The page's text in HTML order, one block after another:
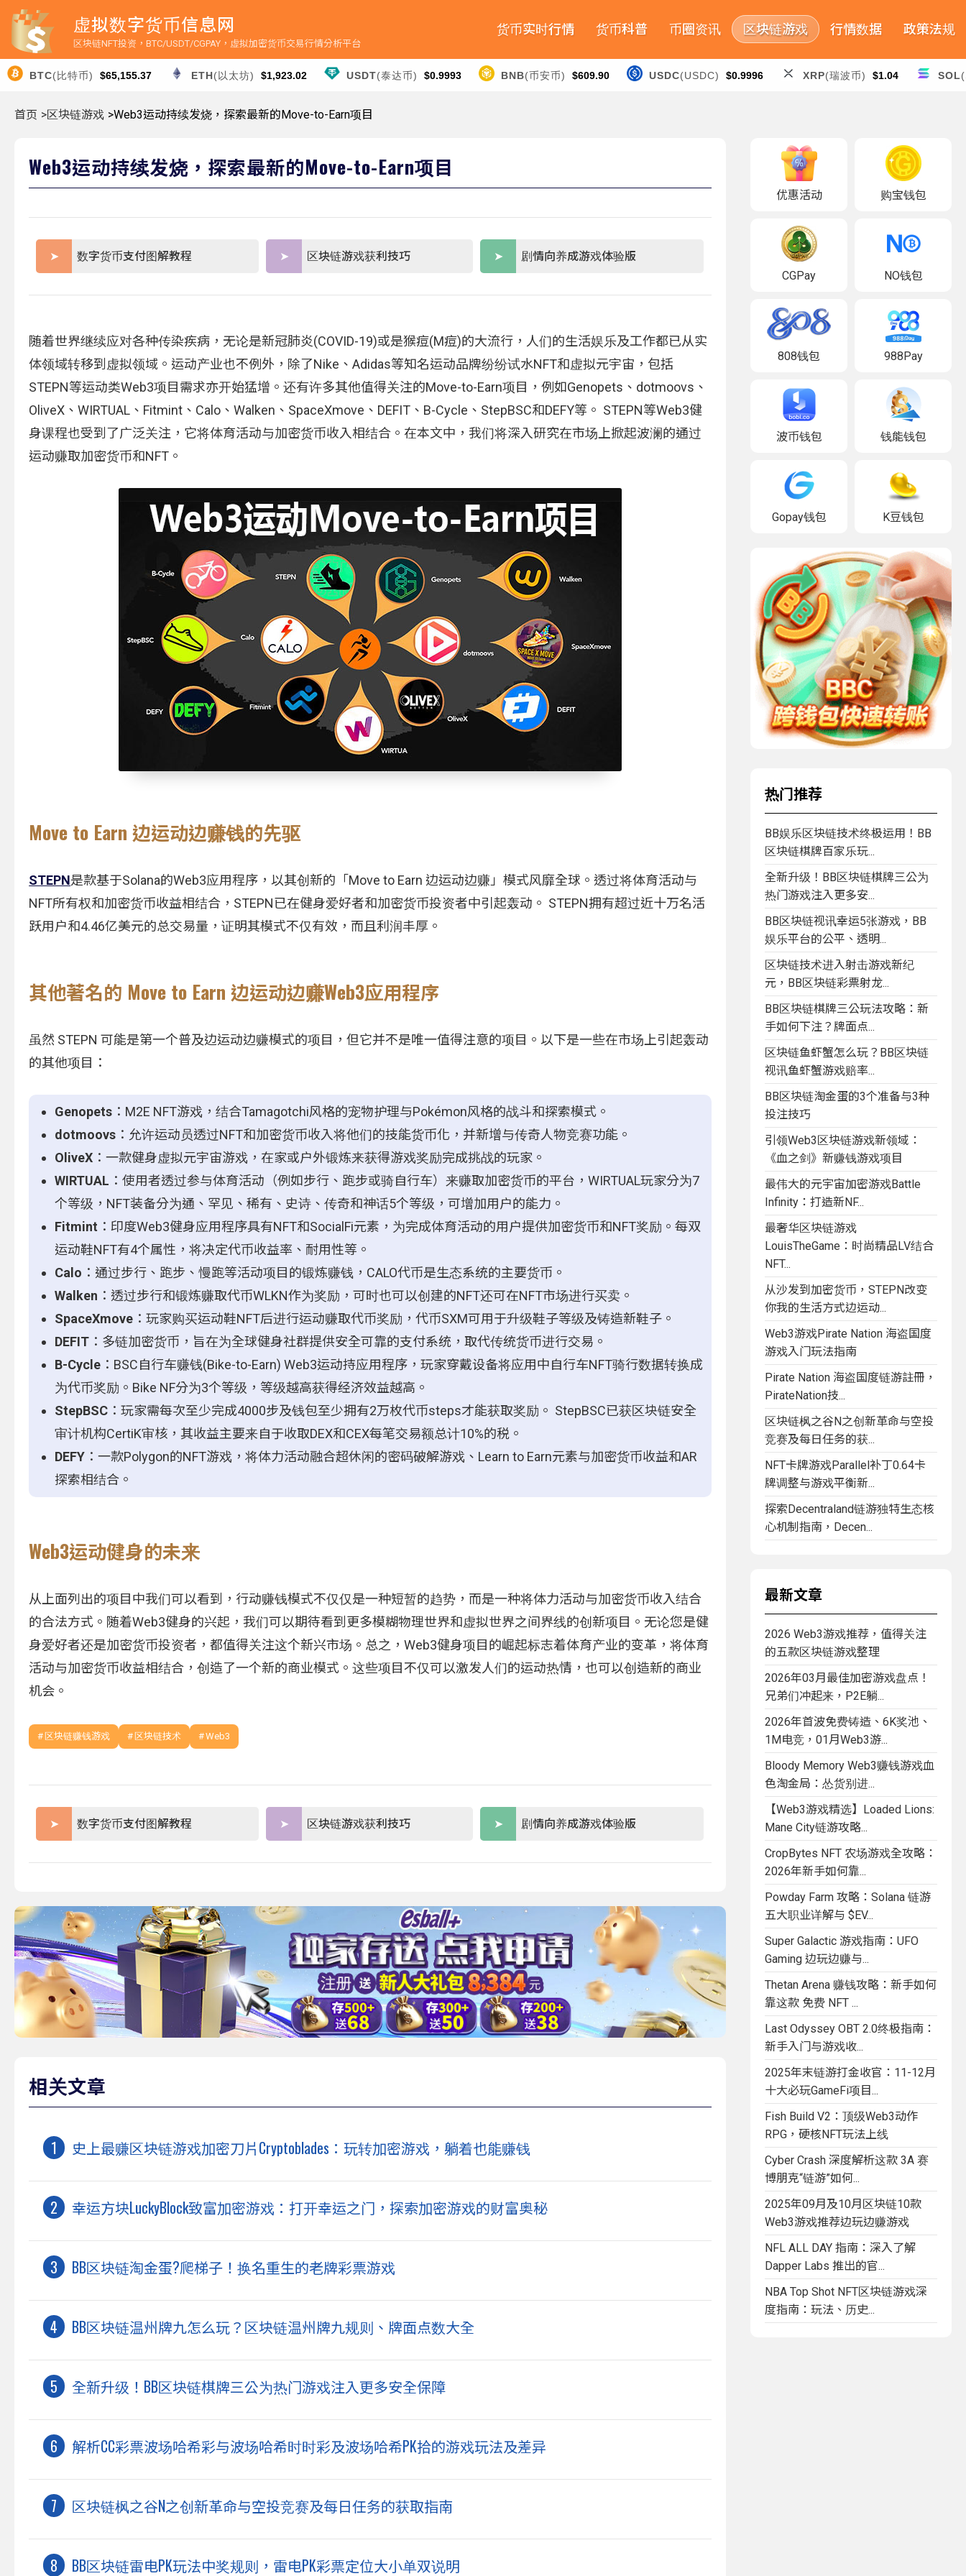
虚拟数字货币信息网
区块链NFT投资，BTC/USDT/CGPAY，虚拟加密货币交易行情分析平台
货币实时行情 货币科普 币圈资讯 区块链游戏 行情数据 政策法规
BTC(比特币) $65,155.37 ETH(以太坊) $1,923.02 USDT(泰达币) $0.9993 BNB(币安币) $609.90 USDC(USDC) $0.9996 XRP(瑞波币) $1.04 SOL
首页 >区块链游戏 >Web3运动持续发烧，探索最新的Move-to-Earn项目
Web3运动持续发烧，探索最新的Move-to-Earn项目
数字货币支付图解教程 区块链游戏获利技巧 剧情向养成游戏体验版
随着世界继续应对各种传染疾病，无论是新冠肺炎(COVID-19)或是猴痘(M痘)的大流行，人们的生活娱乐及工作都已从实
体领域转移到虚拟领域。运动产业也不例外，除了Nike、Adidas等知名运动品牌纷纷试水NFT和虚拟元宇宙，包括
STEPN等运动类Web3项目需求亦开始猛增。还有许多其他值得关注的Move-to-Earn项目，例如Genopets、dotmoovs、
OliveX、WIRTUAL、Fitmint、Calo、Walken、SpaceXmove、DEFIT、B-Cycle、StepBSC和DEFY等。 STEPN等Web3健
身课程也受到了广泛关注，它将体育活动与加密货币收入相结合。在本文中，我们将深入研究在市场上掀起波澜的通过
运动赚取加密货币和NFT。
Move to Earn 边运动边赚钱的先驱
STEPN是款基于Solana的Web3应用程序，以其创新的「Move to Earn 边运动边赚」模式风靡全球。透过将体育活动与
NFT所有权和加密货币收益相结合，STEPN已在健身爱好者和加密货币投资者中引起轰动。 STEPN拥有超过近十万名活
跃用户和4.46亿美元的总交易量，证明其模式不仅有效，而且利润丰厚。
其他著名的 Move to Earn 边运动边赚Web3应用程序
虽然 STEPN 可能是第一个普及边运动边赚模式的项目，但它并不是唯一值得注意的项目。以下是一些在市场上引起轰动
的其他项目：
Genopets ：M2E NFT游戏，结合Tamagotchi风格的宠物护理与Pokémon风格的战斗和探索模式。
dotmoovs ：允许运动员透过NFT和加密货币收入将他们的技能货币化，并新增与传奇人物竞赛功能。
OliveX ：一款健身虚拟元宇宙游戏，在家或户外锻炼来获得游戏奖励完成挑战的玩家。
WIRTUAL ：使用者透过参与体育活动（例如步行、跑步或骑自行车）来赚取加密货币的平台，WIRTUAL玩家分为7
个等级，NFT装备分为通、罕见、稀有、史诗、传奇和神话5个等级，可增加用户的能力。
Fitmint ：印度Web3健身应用程序具有NFT和SocialFi元素，为完成体育活动的用户提供加密货币和NFT奖励。每双
运动鞋NFT有4个属性，将决定代币收益率、耐用性等。
Calo ：通过步行、跑步、慢跑等活动项目的锻炼赚钱，CALO代币是生态系统的主要货币。
Walken ：透过步行和锻炼赚取代币WLKN作为奖励，可时也可以创建的NFT还可在NFT市场进行买卖。
SpaceXmove ：玩家购买运动鞋NFT后进行运动赚取代币奖励，代币SXM可用于升级鞋子等级及铸造新鞋子。
DEFIT ：多链加密货币，旨在为全球健身社群提供安全可靠的支付系统，取代传统货币进行交易。
B-Cycle ：BSC自行车赚钱(Bike-to-Earn) Web3运动持应用程序，玩家穿戴设备将应用中自行车NFT骑行数据转换成
为代币奖励。Bike NF分为3个等级，等级越高获得经济效益越高。
StepBSC ：玩家需每次至少完成4000步及钱包至少拥有2万枚代币steps才能获取奖励。 StepBSC已获区块链安全
审计机构CertiK审核，其收益主要来自于收取DEX和CEX每笔交易额总计10%的税。
DEFY ：一款Polygon的NFT游戏，将体力活动融合超休闲的密码破解游戏、Learn to Earn元素与加密货币收益和AR
探索相结合。
Web3运动健身的未来
从上面列出的项目中我们可以看到，行动赚钱模式不仅仅是一种短暂的趋势，而是一种将体力活动与加密货币收入结合
的合法方式。随着Web3健身的兴起，我们可以期待看到更多模糊物理世界和虚拟世界之间界线的创新项目。无论您是健
身爱好者还是加密货币投资者，都值得关注这个新兴市场。总之，Web3健身项目的崛起标志着体育产业的变革，将体育
活动与加密货币收益相结合，创造了一个新的商业模式。这些项目不仅可以激发人们的运动热情，也可以创造新的商业
机会。
区块链赚钱游戏 区块链技术 Web3
数字货币支付图解教程 区块链游戏获利技巧 剧情向养成游戏体验版
相关文章
史上最赚区块链游戏加密刀片Cryptoblades：玩转加密游戏，躺着也能赚钱
幸运方块LuckyBlock致富加密游戏：打开幸运之门，探索加密游戏的财富奥秘
BB区块链淘金蛋?爬梯子！换名重生的老牌彩票游戏
BB区块链温州牌九怎么玩？区块链温州牌九规则、牌面点数大全
全新升级！BB区块链棋牌三公为热门游戏注入更多安全保障
解析CC彩票波场哈希彩与波场哈希时时彩及波场哈希PK拾的游戏玩法及差异
区块链枫之谷N之创新革命与空投竞赛及每日任务的获取指南
BB区块链雷电PK玩法中奖规则，雷电PK彩票定位大小单双说明
优惠活动 购宝钱包
CGPay NO钱包
808钱包 988Pay
波币钱包 钱能钱包
Gopay钱包 K豆钱包
热门推荐
BB娱乐区块链技术终极运用！BB
区块链棋牌百家乐玩...
全新升级！BB区块链棋牌三公为
热门游戏注入更多安...
BB区块链视讯幸运5张游戏，BB
娱乐平台的公平、透明...
区块链技术进入射击游戏新纪
元，BB区块链彩票射龙...
BB区块链棋牌三公玩法攻略：新
手如何下注？牌面点...
区块链鱼虾蟹怎么玩？BB区块链
视讯鱼虾蟹游戏赔率...
BB区块链淘金蛋的3个准备与3种
投注技巧
引领Web3区块链游戏新领域：
《血之剑》新赚钱游戏项目
最伟大的元宇宙加密游戏Battle
Infinity：打造新NF...
最奢华区块链游戏
LouisTheGame：时尚精品LV结合
NFT...
从沙发到加密货币，STEPN改变
你我的生活方式边运动...
Web3游戏Pirate Nation 海盗国度
游戏入门玩法指南
Pirate Nation 海盗国度链游註冊，
PirateNation技...
区块链枫之谷N之创新革命与空投
竞赛及每日任务的获...
NFT卡牌游戏Parallel补丁0.64卡
牌调整与游戏平衡新...
探索Decentraland链游独特生态核
心机制指南，Decen...
最新文章
2026 Web3游戏推荐，值得关注
的五款区块链游戏整理
2026年03月最佳加密游戏盘点！
兄弟们冲起来，P2E躺...
2026年首波免费铸造、6K奖池、
1M电竞，01月Web3游...
Bloody Memory Web3赚钱游戏血
色淘金局：怂货别进...
【Web3游戏精选】Loaded Lions:
Mane City链游攻略...
CropBytes NFT 农场游戏全攻略：
2026年新手如何靠...
Powday Farm 攻略：Solana 链游
五大职业详解与 $EV...
Super Galactic 游戏指南：UFO
Gaming 边玩边赚与...
Thetan Arena 赚钱攻略：新手如何
靠这款 免费 NFT ...
Last Odyssey OBT 2.0终极指南：
新手入门与游戏收...
2025年末链游打金收官：11-12月
十大必玩GameFi项目...
Fish Build V2：顶级Web3动作
RPG，硬核NFT玩法上线
Cyber Crash 深度解析这款 3A 赛
博朋克“链游”如何...
2025年09月及10月区块链10款
Web3游戏推荐边玩边赚游戏
NFL ALL DAY 指南：深入了解
Dapper Labs 推出的官...
NBA Top Shot NFT区块链游戏深
度指南：玩法、历史...